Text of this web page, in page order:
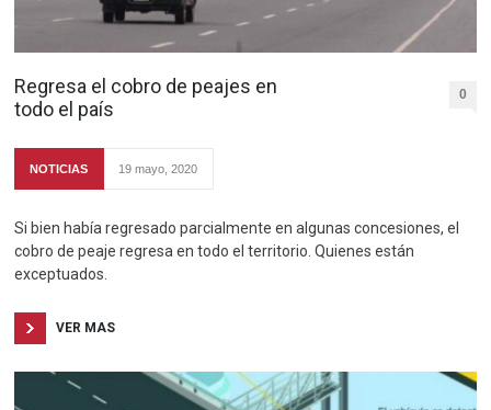
Regresa el cobro de peajes en
todo el país
0
NOTICIAS 19 mayo, 2020
Si bien había regresado parcialmente en algunas concesiones, el
cobro de peaje regresa en todo el territorio. Quienes están
exceptuados.
VER MAS